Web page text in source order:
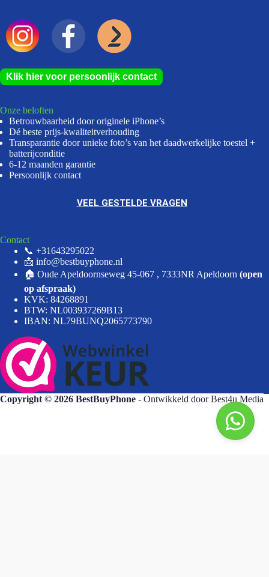
Klik hier voor persoonlijk contact
Onze beloften
Betrouwbaarheid door originele iPhone’s
Dé beste prijs-kwaliteitverhouding
Transparantie door unieke foto’s van het daadwerkelijke toestel +
batterijconditie
6-12 maanden garantie
Persoonlijk contact
VEEL GESTELDE VRAGEN
Contact
📞 +31643295022
📩 info@bestbuyphone.nl
🏠 Oude Apeldoornseweg 45-067 , 7333NR Apeldoorn (open
op afspraak)
KVK: 84268891
BTW: NL003937269B13
IBAN: NL79BUNQ2065773790
Copyright © 2026 BestBuyPhone - Ontwikkeld doorBest4u Media